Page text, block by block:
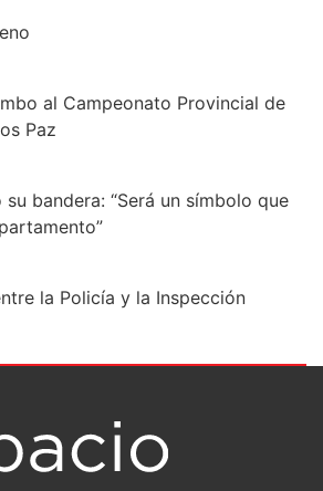
al Campeonato Provincial de
Paz
bandera: “Será un símbolo que
la Policía y la Inspección